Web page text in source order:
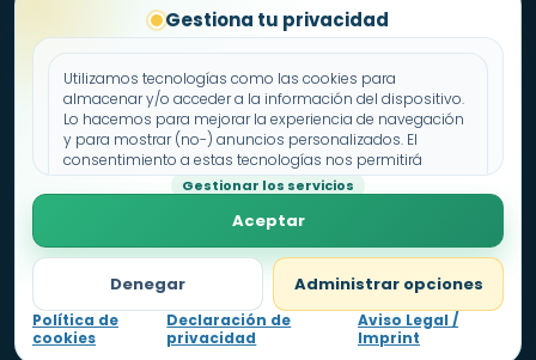
Gestiona tu privacidad
Utilizamos tecnologías como las cookies para
almacenar y/o acceder a la información del dispositivo.
Lo hacemos para mejorar la experiencia de navegación
y para mostrar (no-) anuncios personalizados. El
consentimiento a estas tecnologías nos permitirá
procesar datos como el comportamiento de
navegación o los ID's únicos en este sitio. No consentir o
retirar el consentimiento, puede afectar negativamente a
Gestionar los servicios
Aceptar
Denegar Administrar opciones
Política de
cookies
Declaración de
privacidad
Aviso Legal /
Imprint
Nivel1
Sobre Fichas.es Contacto
Política de cookies
Declaración de privacidad
Aviso legal